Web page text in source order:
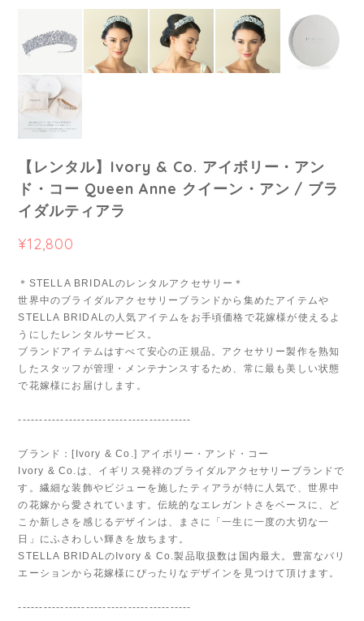
【レンタル】Ivory & Co. アイボリー・アン
ド・コー Queen Anne クイーン・アン / ブラ
イダルティアラ
¥12,800
＊STELLA BRIDALのレンタルアクセサリー＊
世界中のブライダルアクセサリーブランドから集めたアイテムや
STELLA BRIDALの人気アイテムをお手頃価格で花嫁様が使えるよ
うにしたレンタルサービス。
ブランドアイテムはすべて安心の正規品。アクセサリー製作を熟知
したスタッフが管理・メンテナンスするため、常に最も美しい状態
で花嫁様にお届けします。
-----------------------------------------
ブランド：[Ivory & Co.] アイボリー・アンド・コー
Ivory & Co.は、イギリス発祥のブライダルアクセサリーブランドで
す。繊細な装飾やビジューを施したティアラが特に人気で、世界中
の花嫁から愛されています。伝統的なエレガントさをベースに、ど
こか新しさを感じるデザインは、まさに「一生に一度の大切な一
日」にふさわしい輝きを放ちます。
STELLA BRIDALのIvory & Co.製品取扱数は国内最大。豊富なバリ
エーションから花嫁様にぴったりなデザインを見つけて頂けます。
-----------------------------------------